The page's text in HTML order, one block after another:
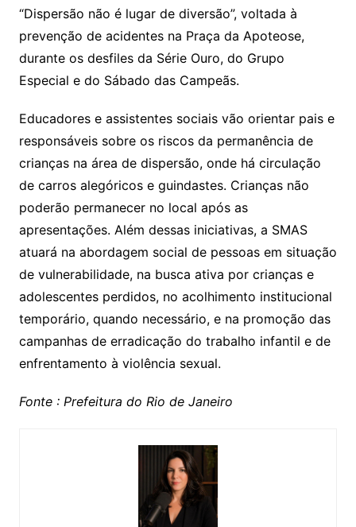
“Dispersão não é lugar de diversão”, voltada à
prevenção de acidentes na Praça da Apoteose,
durante os desfiles da Série Ouro, do Grupo
Especial e do Sábado das Campeãs.
Educadores e assistentes sociais vão orientar pais e
responsáveis sobre os riscos da permanência de
crianças na área de dispersão, onde há circulação
de carros alegóricos e guindastes. Crianças não
poderão permanecer no local após as
apresentações. Além dessas iniciativas, a SMAS
atuará na abordagem social de pessoas em situação
de vulnerabilidade, na busca ativa por crianças e
adolescentes perdidos, no acolhimento institucional
temporário, quando necessário, e na promoção das
campanhas de erradicação do trabalho infantil e de
enfrentamento à violência sexual.
Fonte : Prefeitura do Rio de Janeiro